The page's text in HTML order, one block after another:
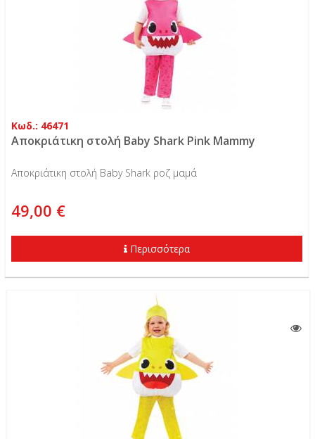
Κωδ.: 46471
Αποκριάτικη στολή Baby Shark Pink Mammy
Αποκριάτικη στολή Baby Shark ροζ μαμά
49,00 €
Περισσότερα